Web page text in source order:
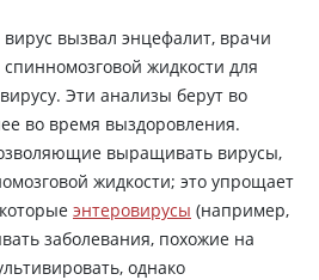
вызвал энцефалит, врачи
жидкости для
Эти анализы берут во
во время выздоровления.
выращивать вирусы,
жидкости; это упрощает
энтеровирусы (например,
заболевания, похожие на
однако